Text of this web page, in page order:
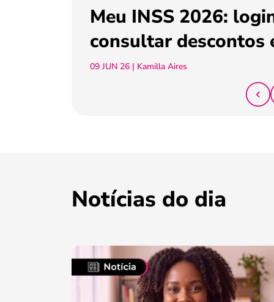
Meu INSS 2026:
consultar descontos
09 JUN 26 | Kamilla Aires
Notícias do dia